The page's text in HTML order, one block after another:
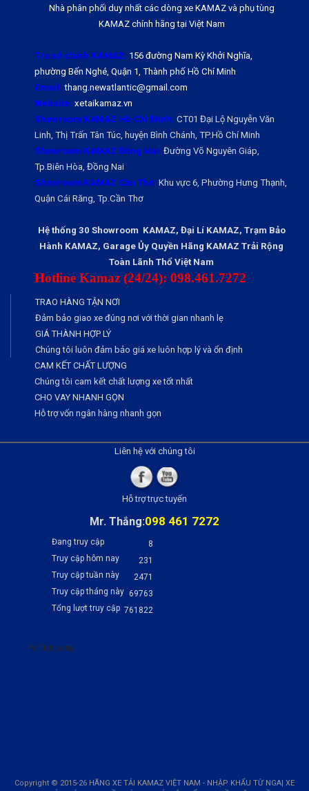
Nhà phân phối duy nhất các dòng xe KAMAZ và phụ tùng
KAMAZ chính hãng tại Việt Nam
Trụ sở chính KAMAZ: 156 đường Nam Kỳ Khởi Nghĩa,
phường Bến Nghé, Quận 1, Thành phố Hồ Chí Minh
Email: thang.newatlantic@gmail.com
Website: xetaikamaz.vn
Showroom KAMAZ Hồ Chí Minh: CT01 Đại Lộ Nguyễn Văn
Linh, Thị Trấn Tân Túc, huyện Bình Chánh, TP.Hồ Chí Minh
Showroom KAMAZ Đồng Nai: Đường Võ Nguyên Giáp,
Tp.Biên Hòa, Đồng Nai
Showroom KAMAZ Cần Thơ: Khu vực 6, Phường Hưng Thạnh,
Quận Cái Răng, Tp.Cần Thơ
Hệ thống 30 Showroom KAMAZ, Đại Lí KAMAZ, Trạm Bảo
Hành KAMAZ, Garage Ủy Quyền Hãng KAMAZ Trải Rộng
Toàn Lãnh Thổ Việt Nam
Hotline Kamaz (24/24): 098.461.7272
TRAO HÀNG TẬN NƠI
Đảm bảo giao xe đúng nơi với thời gian nhanh lẹ
GIÁ THÀNH HỢP LÝ
Chúng tôi luôn đảm bảo giá xe luôn hợp lý và ổn định
CAM KẾT CHẤT LƯỢNG
Chúng tôi cam kết chất lượng xe tốt nhất
CHO VAY NHANH GỌN
Hỗ trợ vốn ngân hàng nhanh gọn
Liên hệ với chúng tôi
Hỗ trợ trực tuyến
Mr. Thắng:098 461 7272
Đang truy cập
8
Truy cập hôm nay
231
Truy cập tuần này
2471
Truy cập tháng này 69763
Tổng lượt truy cập 761822
Pdflist.com
Copyright © 2015-26 HÃNG XE TẢI KAMAZ VIỆT NAM - NHẬP KHẨU TỪ NGA| XE